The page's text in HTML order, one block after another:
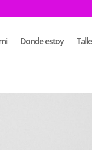
Donde estoy